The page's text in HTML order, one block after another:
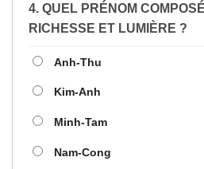
4. QUEL PRÉNOM
RICHESSE ET LUMIÈRE ?
Anh-Thu
Kim-Anh
Minh-Tam
Nam-Cong